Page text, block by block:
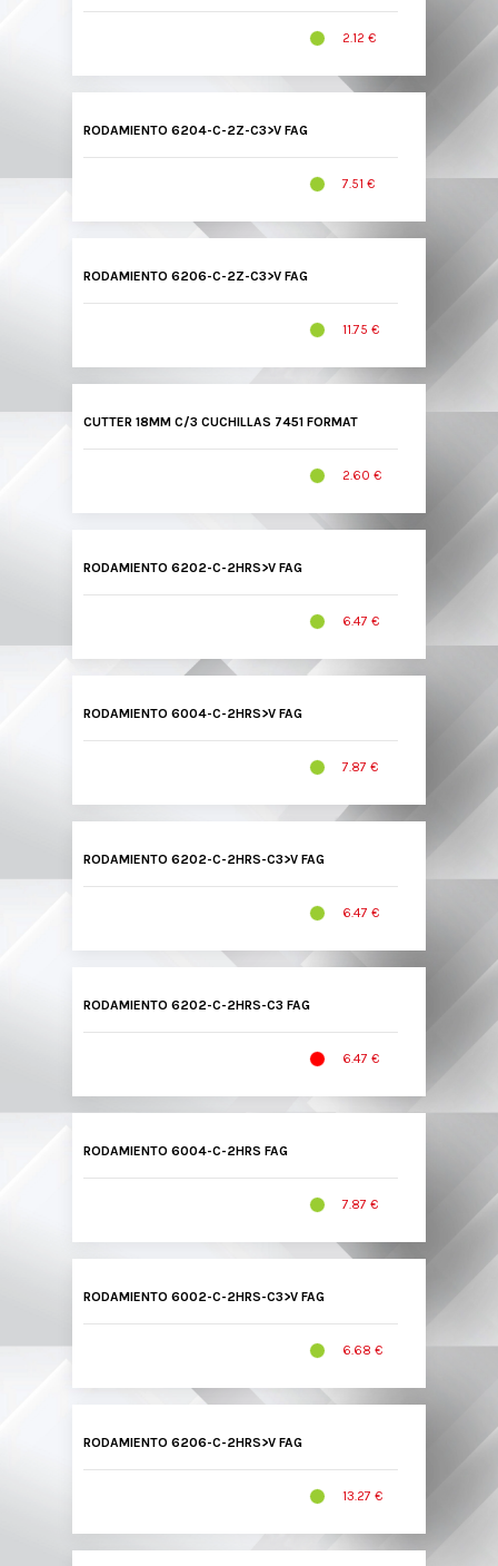
2.12 €
RODAMIENTO 6204-C-2Z-C3>V FAG
7.51 €
RODAMIENTO 6206-C-2Z-C3>V FAG
11.75 €
CUTTER 18MM C/3 CUCHILLAS 7451 FORMAT
2.60 €
RODAMIENTO 6202-C-2HRS>V FAG
6.47 €
RODAMIENTO 6004-C-2HRS>V FAG
7.87 €
RODAMIENTO 6202-C-2HRS-C3>V FAG
6.47 €
RODAMIENTO 6202-C-2HRS-C3 FAG
6.47 €
RODAMIENTO 6004-C-2HRS FAG
7.87 €
RODAMIENTO 6002-C-2HRS-C3>V FAG
6.68 €
RODAMIENTO 6206-C-2HRS>V FAG
13.27 €